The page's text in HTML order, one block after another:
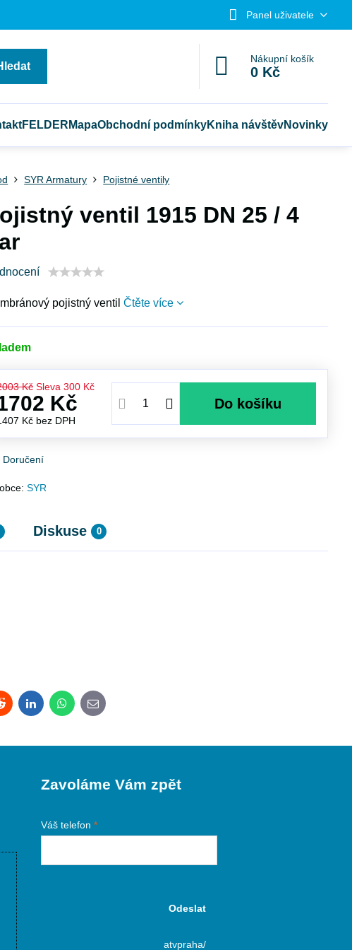
Panel uživatele
Nákupní košík
0 Kč
FELDER MapaObchodní podmínkyKniha návštěvNovinky
SYR Armatury Pojistné ventily
ventil 1915 DN 25 / 4
pojistný ventilČtěte více
Kč Sleva 300 Kč
Kč
Kč bez DPH
Do košíku
Doručení
SYR
Diskuse 0
LinkedInWhatsApp
E-
mail
Zavoláme Vám zpět
Váš telefon*
Odeslat
atvpraha/